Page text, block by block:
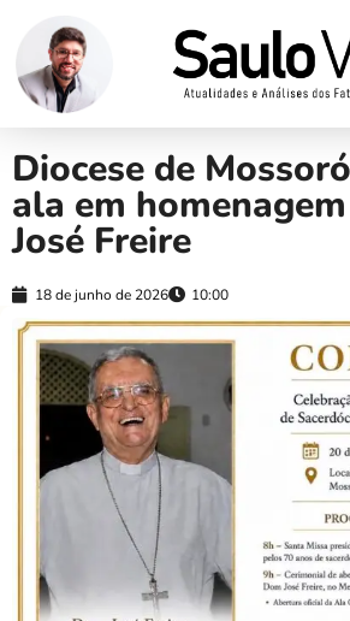
Diocese de
ala em
José Freire
18 de junho de 2026 10:00